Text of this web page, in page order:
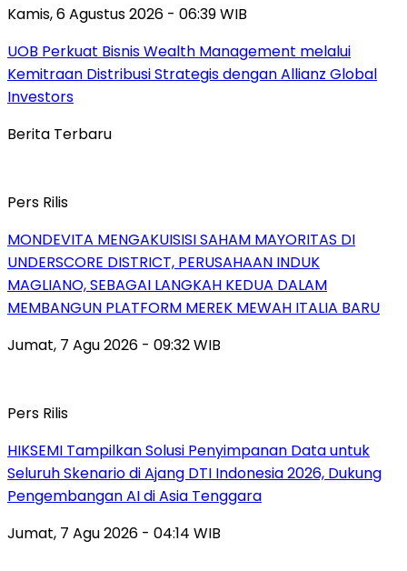
Kamis, 6 Agustus 2026 - 06:39 WIB
UOB Perkuat Bisnis Wealth Management melalui
Kemitraan Distribusi Strategis dengan Allianz Global
Investors
Berita Terbaru
Pers Rilis
MONDEVITA MENGAKUISISI SAHAM MAYORITAS DI
UNDERSCORE DISTRICT, PERUSAHAAN INDUK
MAGLIANO, SEBAGAI LANGKAH KEDUA DALAM
MEMBANGUN PLATFORM MEREK MEWAH ITALIA BARU
Jumat, 7 Agu 2026 - 09:32 WIB
Pers Rilis
HIKSEMI Tampilkan Solusi Penyimpanan Data untuk
Seluruh Skenario di Ajang DTI Indonesia 2026, Dukung
Pengembangan AI di Asia Tenggara
Jumat, 7 Agu 2026 - 04:14 WIB